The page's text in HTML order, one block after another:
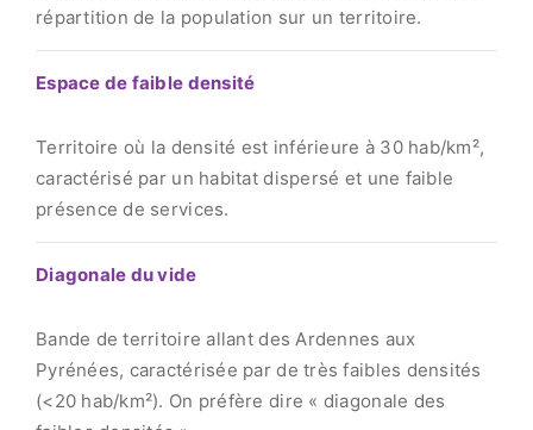
répartition de la population sur un territoire.
Espace de faible densité
Territoire où la densité est inférieure à 30 hab/km²,
caractérisé par un habitat dispersé et une faible
présence de services.
Diagonale du vide
Bande de territoire allant des Ardennes aux
Pyrénées, caractérisée par de très faibles densités
(<20 hab/km²). On préfère dire « diagonale des